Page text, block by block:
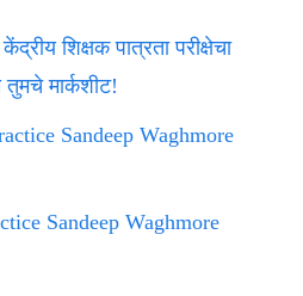
शिक्षक पात्रता परीक्षेचा
मार्कशीट!
Sandeep Waghmore
Sandeep Waghmore